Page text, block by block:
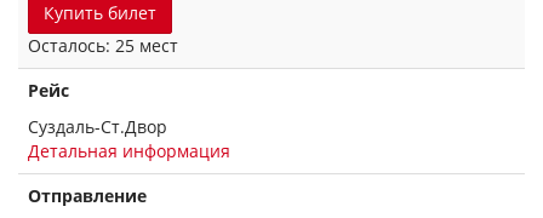
Купить билет
Осталось: 25 мест
Рейс
Суздаль-Ст.Двор
Детальная информация
Отправление